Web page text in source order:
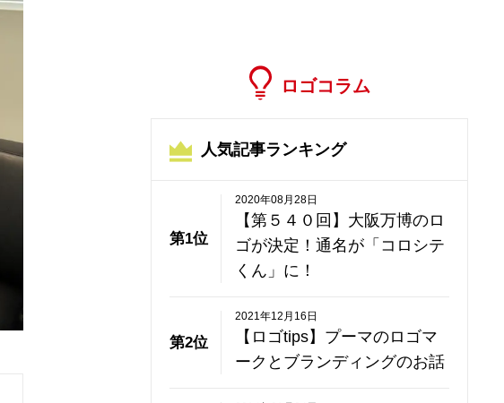
ロゴコラム
人気記事ランキング
第1位
2020年08月28日
【第５４０回】大阪万博のロ
ゴが決定！通名が「コロシテ
くん」に！
第2位
2021年12月16日
【ロゴtips】プーマのロゴマ
ークとブランディングのお話